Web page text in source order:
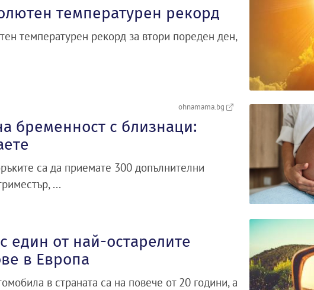
температурен рекорд
температурен рекорд за втори пореден ден,
ohnamama.bg
бременност с близнаци:
са да приемате 300 допълнителни
...
един от най-остарелите
в Европа
в страната са на повече от 20 години, а